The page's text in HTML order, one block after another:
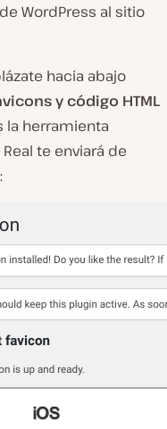
WordPress al sitio
hacia abajo
y código HTML
la herramienta
te enviará de